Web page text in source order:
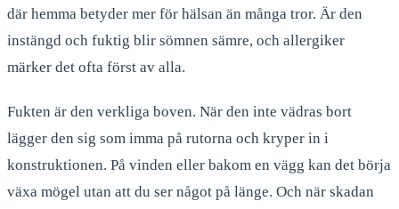
där hemma betyder mer för hälsan än många tror. Är den
instängd och fuktig blir sömnen sämre, och allergiker
märker det ofta först av alla.
Fukten är den verkliga boven. När den inte vädras bort
lägger den sig som imma på rutorna och kryper in i
konstruktionen. På vinden eller bakom en vägg kan det börja
växa mögel utan att du ser något på länge. Och när skadan